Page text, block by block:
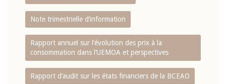
Note trimestrielle d‘information
Rapport annuel sur l‘évolution des prix à la
consommation dans l‘UEMOA et perspectives
Rapport d‘audit sur les états financiers de la BCEAO